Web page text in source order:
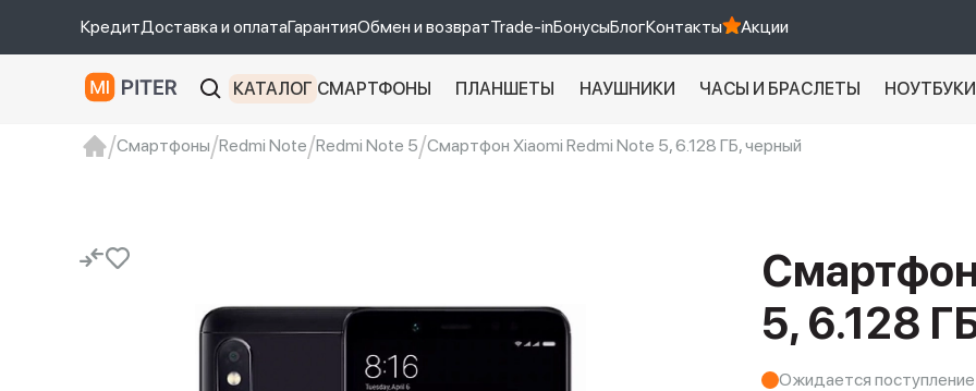
КредитДоставка и оплатаГарантияОбмен и возвратTrade-inБонусыБлогКонтакты Акции
КАТАЛОГ СМАРТФОНЫ ПЛАНШЕТЫ НАУШНИКИ ЧАСЫ И БРАСЛЕТЫ НОУТБУКИ
Смартфоны Redmi Note Redmi Note 5 Смартфон Xiaomi Redmi Note 5, 6.128 ГБ, черный
5, 6.128
Ожидается поступление